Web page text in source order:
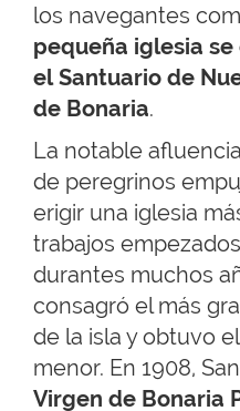
los navegantes
pequeña iglesia
el Santuario de
de Bonaria.
La notable afluencia
de peregrinos
erigir una iglesia
trabajos
durantes muchos
consagró el más
de la isla y obtuvo
menor. En 1908,
Virgen de Bonaria